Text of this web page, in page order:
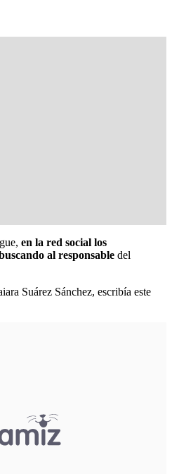
en la red social los
al responsable del
Suárez Sánchez, escribía este